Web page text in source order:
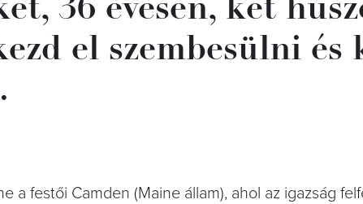
el szembesülni
a festői Camden (Maine állam), ahol az igazság